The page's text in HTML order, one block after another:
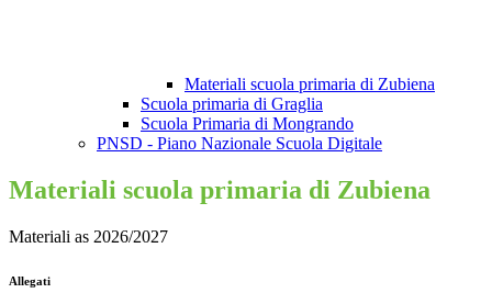
Materiali scuola primaria di Zubiena
Scuola primaria di Graglia
Scuola Primaria di Mongrando
PNSD - Piano Nazionale Scuola Digitale
Materiali scuola primaria di Zubiena
Materiali as 2026/2027
Allegati